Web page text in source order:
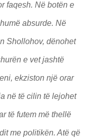
faqesh. Në botën e
absurde. Në
Shollohov, dënohet
e vet jashtë
ekziston një orar
në të cilin të lejohet
të futem më thellë
me politikën. Atë që